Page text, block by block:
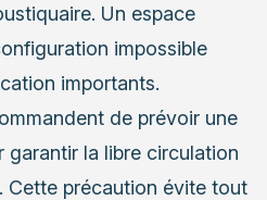
Un espace
impossible
importants.
de prévoir une
garantir la libre circulation
Cette précaution évite tout